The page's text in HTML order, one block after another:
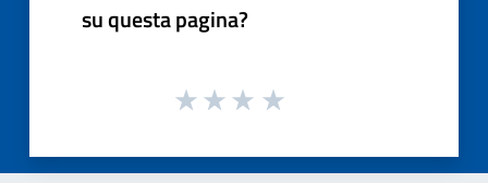
su questa pagina?